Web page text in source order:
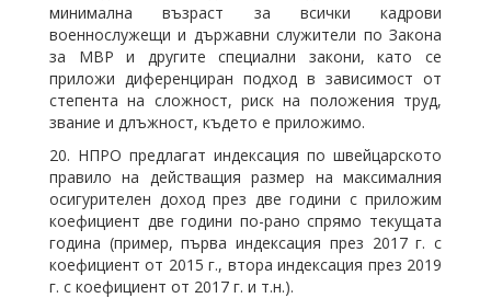
минимална възраст за всички кадрови
военнослужещи и държавни служители по Закона
за МВР и другите специални закони, като се
приложи диференциран подход в зависимост от
степента на сложност, риск на положения труд,
звание и длъжност, където е приложимо.
20. НПРО предлагат индексация по швейцарското
правило на действащия размер на максималния
осигурителен доход през две години с приложим
коефициент две години по-рано спрямо текущата
година (пример, първа индексация през 2017 г. с
коефициент от 2015 г., втора индексация през 2019
г. с коефициент от 2017 г. и т.н.).